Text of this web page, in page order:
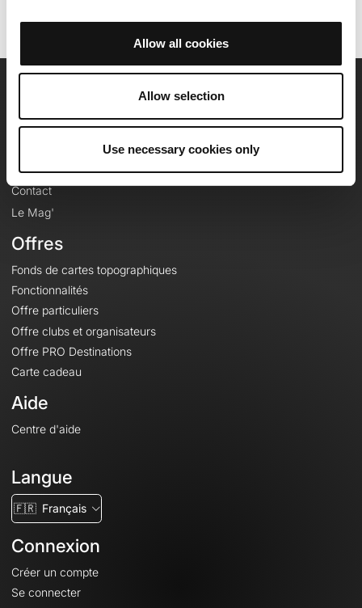
Allow all cookies
Allow selection
Use necessary cookies only
Equipe
À propos
Contact
Le Mag'
Offres
Fonds de cartes topographiques
Fonctionnalités
Offre particuliers
Offre clubs et organisateurs
Offre PRO Destinations
Carte cadeau
Aide
Centre d'aide
Langue
🇫🇷 Français
Connexion
Créer un compte
Se connecter